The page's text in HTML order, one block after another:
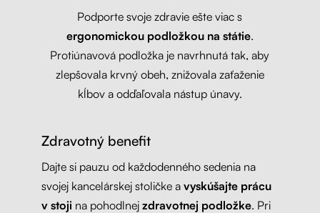
Podporte svoje zdravie ešte viac s
ergonomickou podložkou na státie.
Protiúnavová podložka je navrhnutá tak, aby
zlepšovala krvný obeh, znižovala zaťaženie
kĺbov a odďaľovala nástup únavy.
Zdravotný benefit
Dajte si pauzu od každodenného sedenia na
svojej kancelárskej stoličke a vyskúšajte prácu
v stoji na pohodlnej zdravotnej podložke. Pri